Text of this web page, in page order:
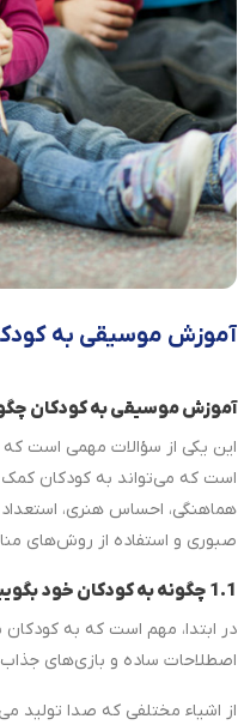
آموزش موسیقی به
آموزش موسیقی به کودکان
این یکی از سؤالات مهمی است
است که می‌تواند به کودکان کمک
هماهنگی، احساس هنری، استعداد
صبوری و استفاده از روش‌های
1.1 چگونه به کودکان خود بگوییم که موسیقی چیست؟
در ابتدا، مهم است که به کودکان
اصطلاحات ساده و بازی‌های جذاب
از اشیاء مختلفی که صدا تولید